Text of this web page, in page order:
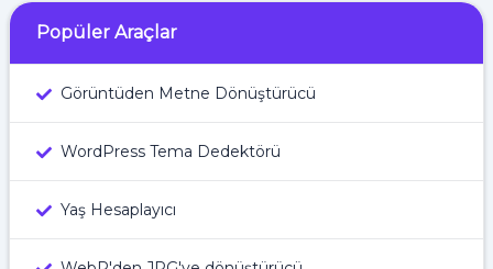
Popüler Araçlar
Görüntüden Metne Dönüştürücü
WordPress Tema Dedektörü
Yaş Hesaplayıcı